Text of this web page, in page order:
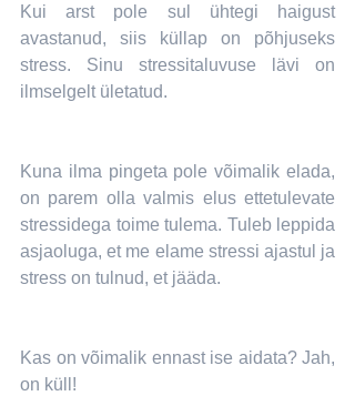
Kui arst pole sul ühtegi haigust
avastanud, siis küllap on põhjuseks
stress. Sinu stressitaluvuse lävi on
ilmselgelt ületatud.
Kuna ilma pingeta pole võimalik elada,
on parem olla valmis elus ettetulevate
stressidega toime tulema. Tuleb leppida
asjaoluga, et me elame stressi ajastul ja
stress on tulnud, et jääda.
Kas on võimalik ennast ise aidata? Jah,
on küll!